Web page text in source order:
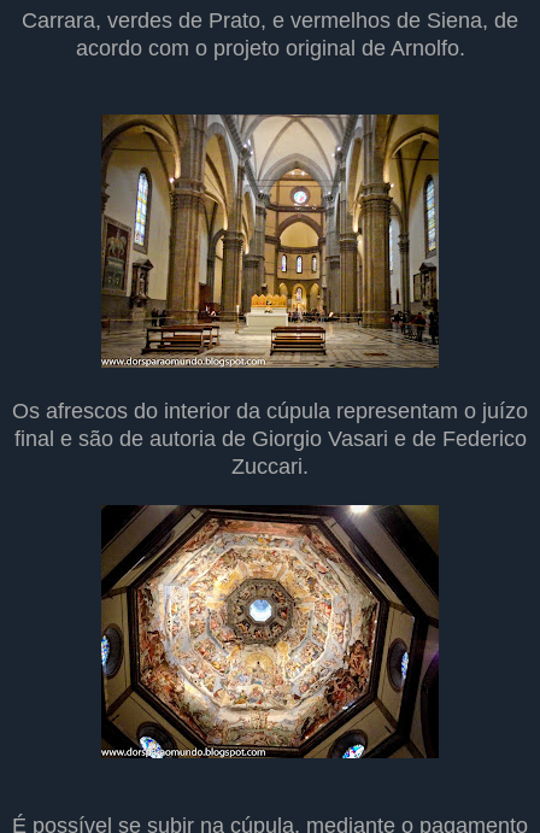
Carrara, verdes de Prato, e vermelhos de Siena, de
acordo com o projeto original de Arnolfo.
Os afrescos do interior da cúpula representam o juízo
final e são de autoria de Giorgio Vasari e de Federico
Zuccari.
É possível se subir na cúpula, mediante o pagamento